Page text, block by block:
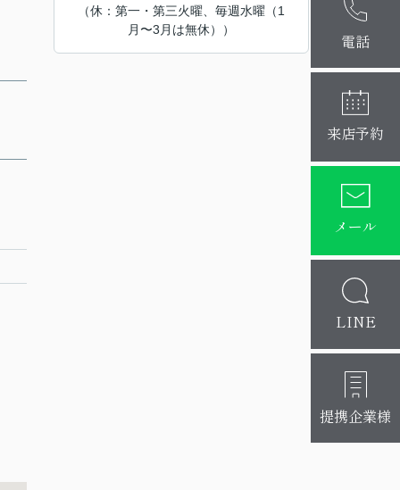
電話
麻布十番本
大阪梅田店
来店予約
メール
LINE
提携企業様
（休：第一・第三火曜、毎週水曜（1
月〜3月は無休））